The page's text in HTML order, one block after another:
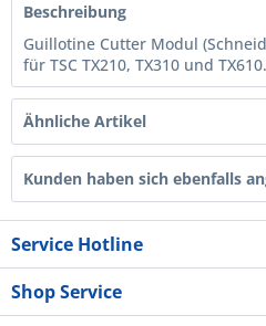
Beschreibung
Guillotine Cutter Modul
für TSC TX210, TX310 und
Ähnliche Artikel
Kunden haben sich ebenfalls
Service Hotline
Shop Service